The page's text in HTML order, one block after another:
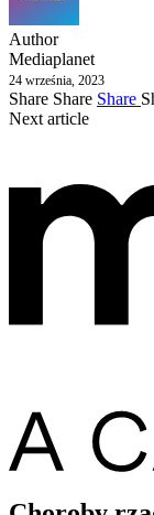
Author
Mediaplanet
24 września, 2023
Share Share Share
Next article